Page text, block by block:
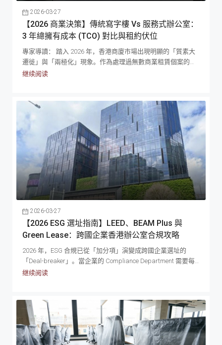
2026-03-27
【2026 商業決策】傳統寫字樓 Vs 服務式辦公室：
3 年總擁有成本 (TCO) 對比與租約伏位
專家導讀： 踏入 2026 年，香港商廈市場出現明顯的「質素大
遷徙」與「兩極化」現象。作為處理過無數商業租賃個案的專
家，我們發現企業在進行擴張或縮減規模時，往往會在傳統寫
資本開支與隱藏成本。本文將從總擁有成本 (Total Cost of
Ownership, TCO) 的角度，為你深度拆解兩者的財務差異，助
你在尋找香港辦公室出租盤源時避開常見伏位。 商業擴張的第
一道難題：CAPEX (資本開支) vs OPEX (營運開支) 在搜尋香港
寫字樓出租的盤源前，企業決策者必須先釐清財務報表上的兩
大核心概念： CAPEX...
继续阅读
2026-03-27
【2026 ESG 選址指南】LEED、BEAM Plus 與
Green Lease：跨國企業香港辦公室合規攻略
2026 年，ESG 合規已從「加分項」演變成跨國企業選址的
「Deal-breaker」。當企業的 Compliance Department 需要每
年向董事會及監管機構提交 Scope 3 碳排放報告時，辦公室所
Green Financing（綠色融資）的申請資格。然而，香港市場上
LEED 與 BEAM Plus 兩套認證體系並存，Green Lease 條款因業
主而異，令跨國企業的...
继续阅读